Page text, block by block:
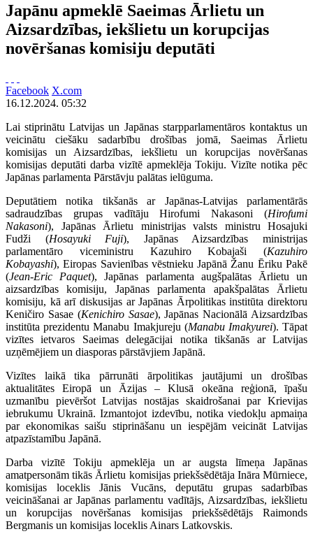
Japānu apmeklē Saeimas Ārlietu un
Aizsardzības, iekšlietu un korupcijas
novēršanas komisiju deputāti
Facebook X.com
16.12.2024. 05:32
Lai stiprinātu Latvijas un Japānas starpparlamentāros kontaktus un
veicinātu ciešāku sadarbību drošības jomā, Saeimas Ārlietu
komisijas un Aizsardzības, iekšlietu un korupcijas novēršanas
komisijas deputāti darba vizītē apmeklēja Tokiju. Vizīte notika pēc
Japānas parlamenta Pārstāvju palātas ielūguma.
Deputātiem notika tikšanās ar Japānas-Latvijas parlamentārās
sadraudzības grupas vadītāju Hirofumi Nakasoni (Hirofumi
Nakasoni), Japānas Ārlietu ministrijas valsts ministru Hosajuki
Fudži (Hosayuki Fuji), Japānas Aizsardzības ministrijas
parlamentāro viceministru Kazuhiro Kobajaši (Kazuhiro
Kobayashi), Eiropas Savienības vēstnieku Japānā Žanu Ēriku Pakē
(Jean-Eric Paquet), Japānas parlamenta augšpalātas Ārlietu un
aizsardzības komisiju, Japānas parlamenta apakšpalātas Ārlietu
komisiju, kā arī diskusijas ar Japānas Ārpolitikas institūta direktoru
Keničiro Sasae (Kenichiro Sasae), Japānas Nacionālā Aizsardzības
institūta prezidentu Manabu Imakjureju (Manabu Imakyurei). Tāpat
vizītes ietvaros Saeimas delegācijai notika tikšanās ar Latvijas
uzņēmējiem un diasporas pārstāvjiem Japānā.
Vizītes laikā tika pārrunāti ārpolitikas jautājumi un drošības
aktualitātes Eiropā un Āzijas – Klusā okeāna reģionā, īpašu
uzmanību pievēršot Latvijas nostājas skaidrošanai par Krievijas
iebrukumu Ukrainā. Izmantojot izdevību, notika viedokļu apmaiņa
par ekonomikas saišu stiprināšanu un iespējām veicināt Latvijas
atpazīstamību Japānā.
Darba vizītē Tokiju apmeklēja un ar augsta līmeņa Japānas
amatpersonām tikās Ārlietu komisijas priekšsēdētāja Ināra Mūrniece,
komisijas loceklis Jānis Vucāns, deputātu grupas sadarbības
veicināšanai ar Japānas parlamentu vadītājs, Aizsardzības, iekšlietu
un korupcijas novēršanas komisijas priekšsēdētājs Raimonds
Bergmanis un komisijas loceklis Ainars Latkovskis.